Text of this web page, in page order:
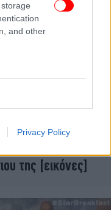
and other
Privacy Policy
της [εικόνες]